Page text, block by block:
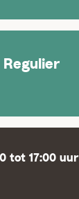
tot 17:00 uur